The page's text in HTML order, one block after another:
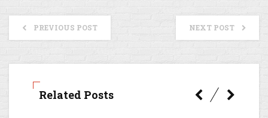
PREVIOUS POST NEXT POST
Related Posts